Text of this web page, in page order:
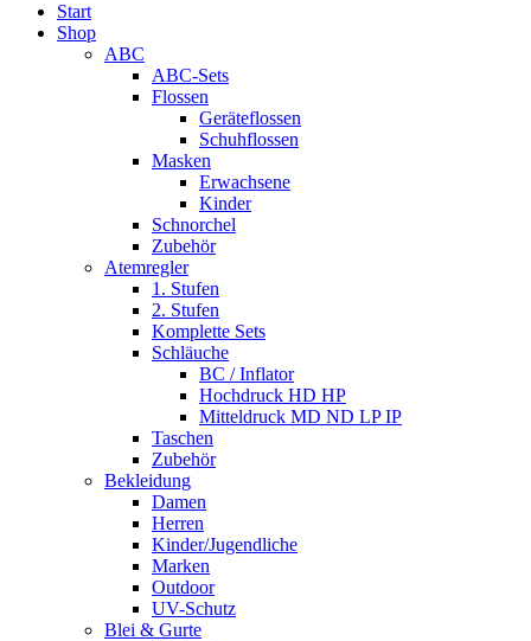
Start
Shop
ABC
ABC-Sets
Flossen
Geräteflossen
Schuhflossen
Masken
Erwachsene
Kinder
Schnorchel
Zubehör
Atemregler
1. Stufen
2. Stufen
Komplette Sets
Schläuche
BC / Inflator
Hochdruck HD HP
Mitteldruck MD ND LP IP
Taschen
Zubehör
Bekleidung
Damen
Herren
Kinder/Jugendliche
Marken
Outdoor
UV-Schutz
Blei & Gurte